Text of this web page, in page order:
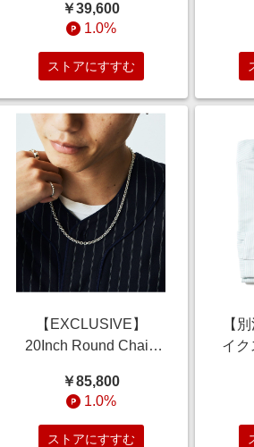
イドカラーシャツ シャ
ツ・ブラウス MEN
BLUE/3 38
￥39,600
1.0%
ストアにすすむ
【EXCLUSIVE】
20Inch Round Chain
MEN silver 20 inch
￥85,800
1.0%
ストアにすすむ
【
イク
イ
ツ